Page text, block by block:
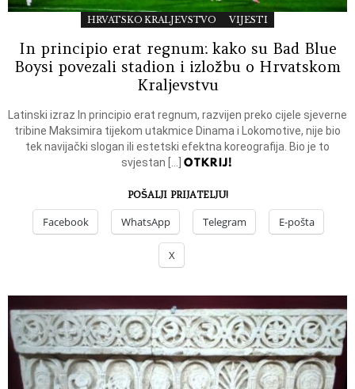
HRVATSKO KRALJEVSTVO VIJESTI
In principio erat regnum: kako su Bad Blue
Boysi povezali stadion i izložbu o Hrvatskom
Kraljevstvu
Latinski izraz In principio erat regnum, razvijen preko cijele sjeverne
tribine Maksimira tijekom utakmice Dinama i Lokomotive, nije bio
tek navijački slogan ili estetski efektna koreografija. Bio je to
svjestan […]OTKRIJ!
POŠALJI PRIJATELJU!
Facebook WhatsApp Telegram E-pošta
X